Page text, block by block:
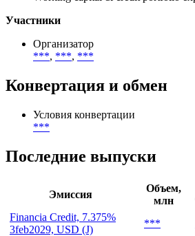
Участники
Организатор
***, ***, ***
Конвертация и обмен
Условия конвертации
***
Последние выпуски
Эмиссия
Объем,
млн
Financia Credit, 7.375%
3feb2029, USD (J)
***